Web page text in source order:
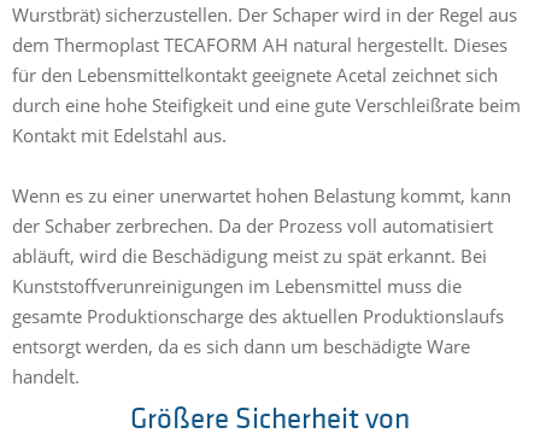
Wurstbrät) sicherzustellen. Der Schaper wird in der Regel aus
dem Thermoplast TECAFORM AH natural hergestellt. Dieses
für den Lebensmittelkontakt geeignete Acetal zeichnet sich
durch eine hohe Steifigkeit und eine gute Verschleißrate beim
Kontakt mit Edelstahl aus.
Wenn es zu einer unerwartet hohen Belastung kommt, kann
der Schaber zerbrechen. Da der Prozess voll automatisiert
abläuft, wird die Beschädigung meist zu spät erkannt. Bei
Kunststoffverunreinigungen im Lebensmittel muss die
gesamte Produktionscharge des aktuellen Produktionslaufs
entsorgt werden, da es sich dann um beschädigte Ware
handelt.
Größere Sicherheit von